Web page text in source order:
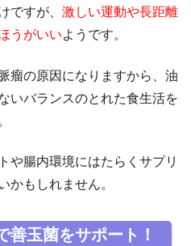
ですが、 激しい運動や長距離
うがいいようです。
瘤の原因になりますから、油
いバランスのとれた食生活を
や腸内環境にはたらくサプリ
かもしれません。
善玉菌をサポート！